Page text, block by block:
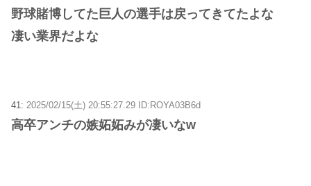
野球賭博してた巨人の選手は戻ってきてたよな
凄い業界だよな
41: 2025/02/15(土) 20:55:27.29 ID:ROYA03B6d
高卒アンチの嫉妬妬みが凄いなw